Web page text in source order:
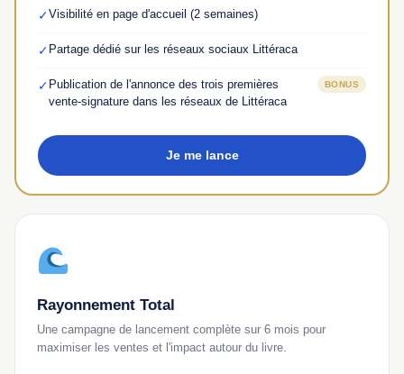
✓Visibilité en page d'accueil (2 semaines)
✓ Partage dédié sur les réseaux sociaux Littéraca
✓ Publication de l'annonce des trois premières
vente-signature dans les réseaux de Littéraca
BONUS
Je me lance
Rayonnement Total
Une campagne de lancement complète sur 6 mois pour
maximiser les ventes et l'impact autour du livre.